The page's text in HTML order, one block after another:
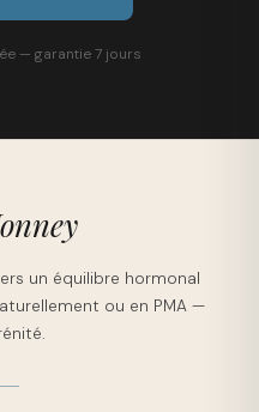
— garantie 7 jours
un équilibre hormonal
ou en PMA —